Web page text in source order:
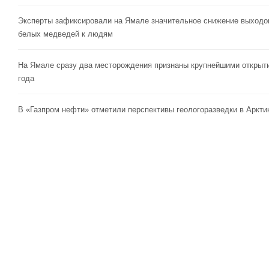
Эксперты зафиксировали на Ямале значительное снижение
белых медведей к людям
На Ямале сразу два месторождения признаны крупнейшими
года
В «Газпром нефти» отметили перспективы геологоразведки в